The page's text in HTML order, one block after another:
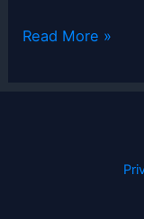
সৎ
Read More »